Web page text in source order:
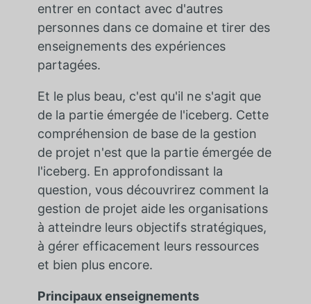
entrer en contact avec d'autres
personnes dans ce domaine et tirer des
enseignements des expériences
partagées.
Et le plus beau, c'est qu'il ne s'agit que
de la partie émergée de l'iceberg. Cette
compréhension de base de la gestion
de projet n'est que la partie émergée de
l'iceberg. En approfondissant la
question, vous découvrirez comment la
gestion de projet aide les organisations
à atteindre leurs objectifs stratégiques,
à gérer efficacement leurs ressources
et bien plus encore.
Principaux enseignements